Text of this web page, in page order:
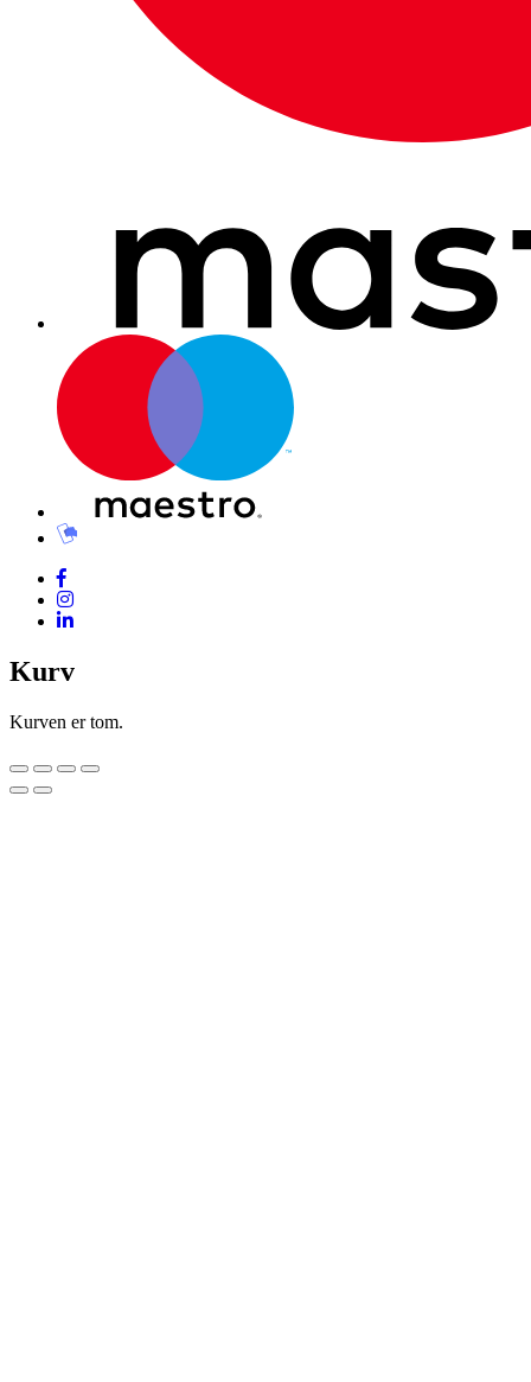
Kurv
Kurven er tom.